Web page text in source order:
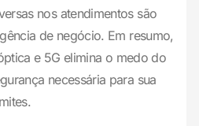
nos atendimentos são
de negócio. Em resumo,
e 5G elimina o medo do
necessária para sua